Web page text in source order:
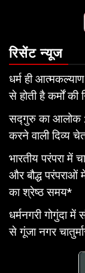
रिसेंट न्यूज
धर्म ही
से होती है कर्मों की
सद्गुरु का आलोक :
करने वाली दिव्य
भारतीय परंपरा में
और बौद्ध परंपराओं
का श्रेष्ठ समय*
धर्मनगरी गोगुंदा
से गूंजा नगर